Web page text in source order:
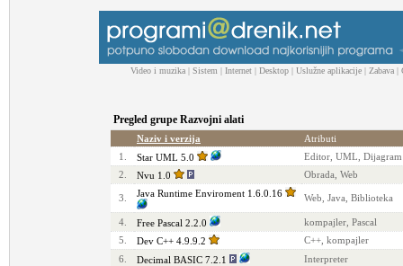
Video i muzika | Sistem | Internet | Desktop | Uslužne aplikacije | Zabava |
Pregled grupe Razvojni alati
Naziv i verzija
Atributi
1.
Star UML 5.0
Editor, UML, Dijagram
2.
Nvu 1.0 Obrada, Web
3. Java Runtime Enviroment 1.6.0.16 Web, Java, Biblioteka
4. Free Pascal 2.2.0
kompajler, Pascal
5.
Dev C++ 4.9.9.2
C++, kompajler
6.
Decimal BASIC 7.2.1
Interpreter